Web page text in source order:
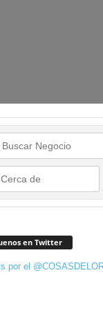
en Twitter
por el